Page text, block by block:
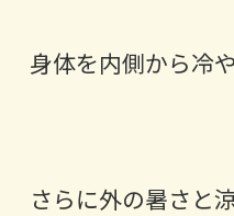
身体を内側から冷
さらに外の暑さと